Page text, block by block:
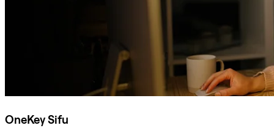
OneKey Sifu